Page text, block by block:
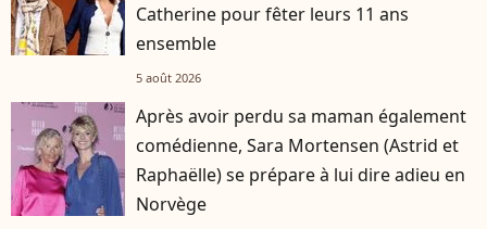
Catherine pour fêter leurs 11 ans
ensemble
5 août 2026
Après avoir perdu sa maman également
comédienne, Sara Mortensen (Astrid et
Raphaëlle) se prépare à lui dire adieu en
Norvège